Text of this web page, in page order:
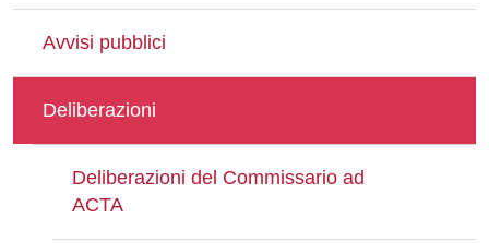
Avvisi pubblici
Deliberazioni
Deliberazioni del Commissario ad
ACTA